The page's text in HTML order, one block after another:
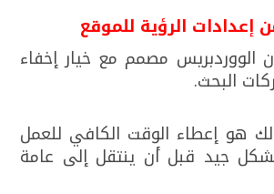
إعدادات الرؤية للموقع
الووردبريس مصمم مع خيار إخفاء
البحث.
هو إعطاء الوقت الكافي للعمل
جيد قبل أن ينتقل إلى عامة